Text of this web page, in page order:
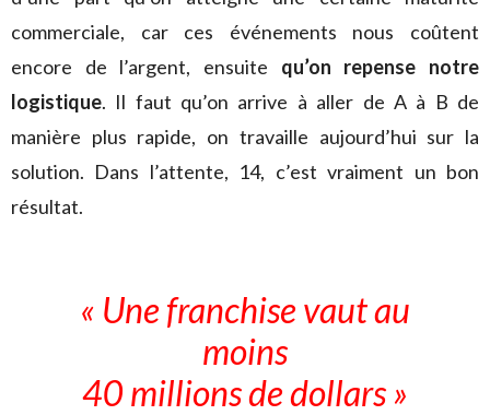
commerciale, car ces événements nous coûtent
encore de l’argent, ensuite qu’on repense notre
logistique. Il faut qu’on arrive à aller de A à B de
manière plus rapide, on travaille aujourd’hui sur la
solution. Dans l’attente, 14, c’est vraiment un bon
résultat.
« Une franchise vaut au
moins
40 millions de dollars »